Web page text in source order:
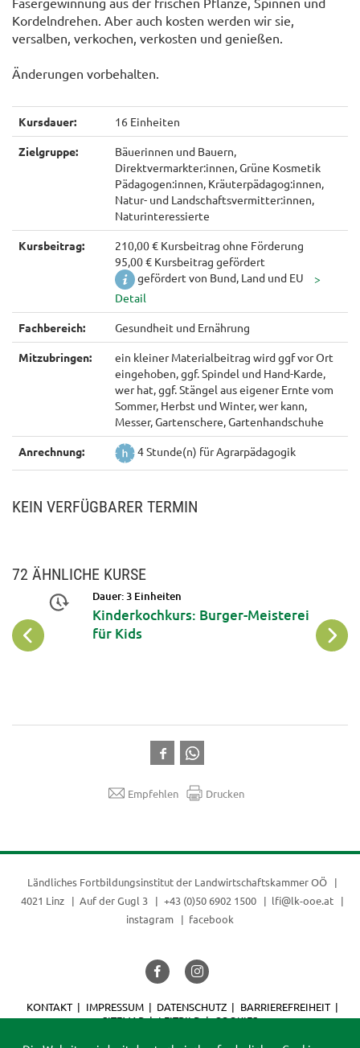
Kordelndrehen. Aber auch kosten werden wir sie,
versalben, verkochen, verkosten und genießen.
Änderungen vorbehalten.
Kursdauer: 16 Einheiten
Zielgruppe:
Bäuerinnen und Bauern,
Direktvermarkter:innen, Grüne Kosmetik
Pädagogen:innen, Kräuterpädagog:innen,
Natur- und Landschaftsvermitter:innen,
Naturinteressierte
Kursbeitrag:
210,00 € Kursbeitrag ohne Förderung
95,00 € Kursbeitrag gefördert
gefördert von Bund, Land und EU
Fachbereich: Gesundheit und Ernährung
Mitzubringen:
ein kleiner Materialbeitrag wird ggf vor Ort
eingehoben, ggf. Spindel und Hand-Karde,
wer hat, ggf. Stängel aus eigener Ernte vom
Sommer, Herbst und Winter, wer kann,
Messer, Gartenschere, Gartenhandschuhe
Anrechnung: 4 Stunde(n) für Agrarpädagogik
KEIN VERFÜGBARER TERMIN
72 ÄHNLICHE KURSE
&
Dauer: 3 Einheiten
Kinderkochkurs: Burger-Meisterei
für Kids
Empfehlen Drucken
Ländliches Fortbildungsinstitut der Landwirtschaftskammer OÖ
4021 Linz
Auf der Gugl 3 +43 (0)50 6902 1500
lfi@lk-ooe.at
instagram
facebook
KONTAKT IMPRESSUM DATENSCHUTZ
BARRIEREFREIHEIT
SITEMAP
LEITBILD COOKIES